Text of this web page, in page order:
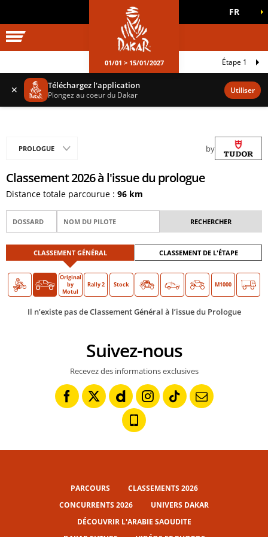
DAKAR
OFFICIELS FR
01/01 > 15/01/2027 Étape 1
✕ Téléchargez l'application
Plongez au coeur du Dakar Utiliser
Classement 2026 à l'issue du prologue
Distance totale parcourue : 96 km
by
PROLOGUE
CLASSEMENT GÉNÉRAL CLASSEMENT DE L'ÉTAPE
Moto Auto
Original
by
Motul
O > Rally 2 Stock Classic M1000
Il n’existe pas de Classement Général à l’issue du Prologue
Suivez-nous
Recevez des informations exclusives
PARCOURS
CLASSEMENTS 2026
CONCURRENTS 2026
UNIVERS DAKAR
DÉCOUVRIR L'ARABIE SAOUDITE